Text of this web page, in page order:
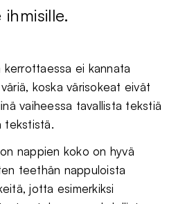
kerrottaessa ei kannata
koska värisokeat eivät
vaiheessa tavallista tekstiä
tekstistä.
nappien koko on hyvä
teethän nappuloista
jotta esimerkiksi